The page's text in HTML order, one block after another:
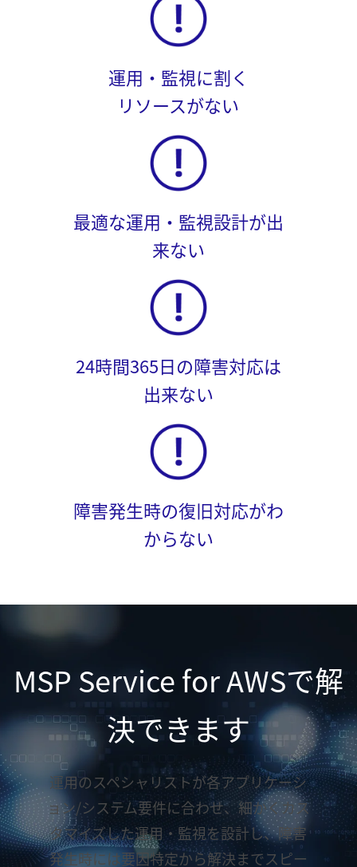
運用・監視に割く
リソースがない
最適な運用・監視設計が出
来ない
24時間365日の障害対応は
出来ない
障害発生時の復旧対応がわ
からない
MSP Service for AWSで解
決できます
運用のスペシャリストが各アプリケーシ
ョン/システム要件に合わせ、細かくカス
タマイズした運用・監視を設計し、障害
発生時には要因特定から解決までスピー